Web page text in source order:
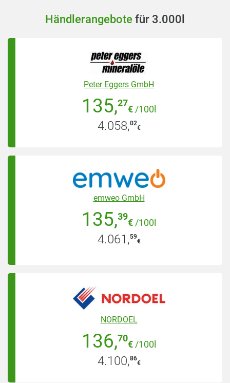
Händlerangebotefür 3.000l
Peter Eggers GmbH
135,27
€ /100l
4.058,02
€
emweo GmbH
135,39
€ /100l
4.061,59
€
NORDOEL
136,70
€ /100l
4.100,86
€